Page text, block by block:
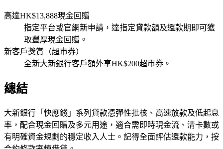
高達HK$13,888現金回贈
指定平台或官網新申請，達指定貸款額及還款期即可獲
取豐厚現金回贈。
新客戶獎賞（超市券）
全新大新銀行客戶額外享HK$200超市券。
總結
大新銀行「快應錢」系列貸款憑彈性批核、高速放款及低起息
率，配合現金回贈及多元用途，適合需即時現金流、清卡數或
有明確資金規劃的穩定收入人士。記得全面評估還款能力，按